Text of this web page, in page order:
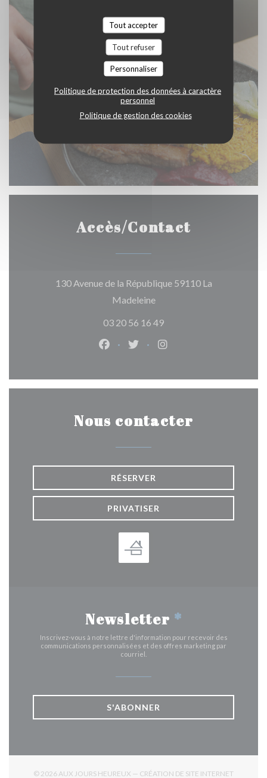
Tout accepter
Tout refuser
Personnaliser
Politique de protection des données à caractère
personnel
Politique de gestion des cookies
Accès/Contact
130 Avenue de la République 59110 La
Madeleine((ouvre une nouvelle
03 20 56 16 49
Facebook ((ouvre une nouvelle
Twitter ((ouvre une
Instagram ((ouvre
Nous contacter
RÉSERVER
PRIVATISER
Newsletter *
Inscrivez-vous à notre lettre d'information pour recevoir des
communications personnalisées et des offres marketing par
courriel.
S'ABONNER
© 2026 AUX JOURS HEUREUX — CRÉATION DE SITE INTERNET